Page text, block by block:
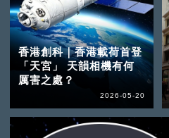
香港創科｜香港載荷首登
「天宮」 天韻相機有何
厲害之處？
2026-05-20